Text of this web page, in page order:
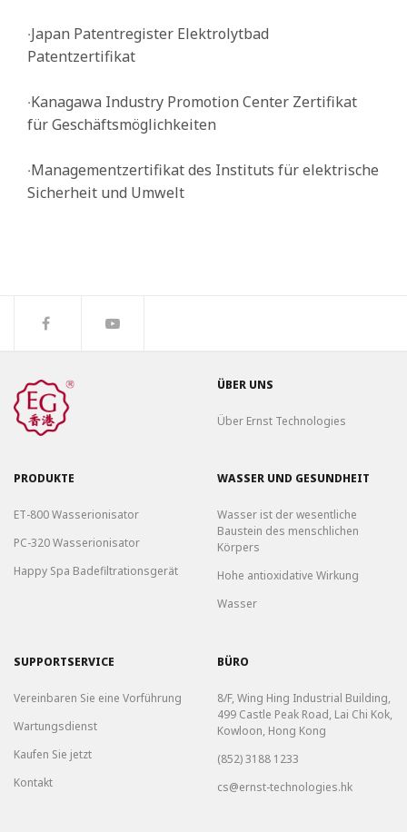
‧Japan Patentregister Elektrolytbad
Patentzertifikat
‧Kanagawa Industry Promotion Center Zertifikat
für Geschäftsmöglichkeiten
‧Managementzertifikat des Instituts für elektrische
Sicherheit und Umwelt
ÜBER UNS
Über Ernst Technologies
PRODUKTE
ET-800 Wasserionisator
PC-320 Wasserionisator
Happy Spa Badefiltrationsgerät
WASSER UND GESUNDHEIT
Wasser ist der wesentliche
Baustein des menschlichen
Körpers
Hohe antioxidative Wirkung
Wasser
SUPPORTSERVICE
Vereinbaren Sie eine Vorführung
Wartungsdienst
Kaufen Sie jetzt
Kontakt
BÜRO
8/F, Wing Hing Industrial Building,
499 Castle Peak Road, Lai Chi Kok,
Kowloon, Hong Kong
(852) 3188 1233
cs@ernst-technologies.hk